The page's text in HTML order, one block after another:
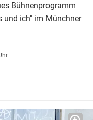
Bühnenprogramm
und ich" im Münchner